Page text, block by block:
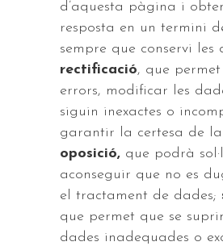
d’aquesta pàgina i
resposta en un termini
sempre que conservi les
rectificació, que
errors, modificar les
siguin inexactes o
garantir la certesa de
oposició, que podrà
aconseguir que no es
el tractament de dades;
que permet que se
dades inadequades o